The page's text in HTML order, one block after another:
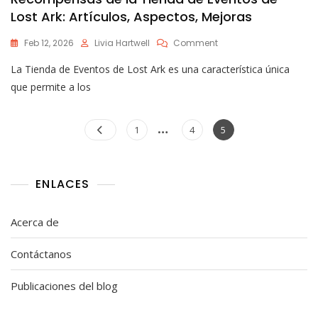
Lost Ark: Artículos, Aspectos, Mejoras
Feb 12, 2026 Livia Hartwell CommentOn
De
Eventos
De
La Tienda de Eventos de Lost Ark es una característica única
que permite a los
Posts
pagination
Page
1 … Page
4 Page
5
ENLACES
Acerca de
Contáctanos
Publicaciones del blog